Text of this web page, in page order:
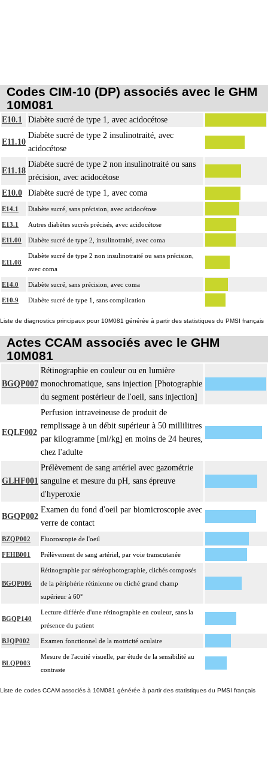
Codes CIM-10 (DP) associés avec le GHM
10M081
E10.1 Diabète sucré de type 1, avec acidocétose
E11.10
Diabète sucré de type 2 insulinotraité, avec
acidocétose
E11.18
Diabète sucré de type 2 non insulinotraité ou sans
précision, avec acidocétose
E10.0
Diabète sucré de type 1, avec coma
E14.1 Diabète sucré, sans précision, avec acidocétose
E13.1 Autres diabètes sucrés précisés, avec acidocétose
E11.00 Diabète sucré de type 2, insulinotraité, avec coma
E11.08
Diabète sucré de type 2 non insulinotraité ou sans précision,
avec coma
E14.0 Diabète sucré, sans précision, avec coma
E10.9 Diabète sucré de type 1, sans complication
Liste de diagnostics principaux pour 10M081 générée à partir des statistiques du PMSI français
Actes CCAM associés avec le GHM
10M081
BGQP007
Rétinographie en couleur ou en lumière
monochromatique, sans injection [Photographie
du segment postérieur de l'oeil, sans injection]
EQLF002
Perfusion intraveineuse de produit de
remplissage à un débit supérieur à 50 millilitres
par kilogramme [ml/kg] en moins de 24 heures,
chez l'adulte
GLHF001
Prélèvement de sang artériel avec gazométrie
sanguine et mesure du pH, sans épreuve
d'hyperoxie
BGQP002
Examen du fond d'oeil par biomicroscopie avec
verre de contact
BZQP002 Fluoroscopie de l'oeil
FEHB001 Prélèvement de sang artériel, par voie transcutanée
BGQP006
Rétinographie par stéréophotographie, clichés composés
de la périphérie rétinienne ou cliché grand champ
supérieur à 60°
BGQP140
Lecture différée d'une rétinographie en couleur, sans la
présence du patient
BJQP002 Examen fonctionnel de la motricité oculaire
BLQP003
Mesure de l'acuité visuelle, par étude de la sensibilité au
contraste
Liste de codes CCAM associés à 10M081 générée à partir des statistiques du PMSI français